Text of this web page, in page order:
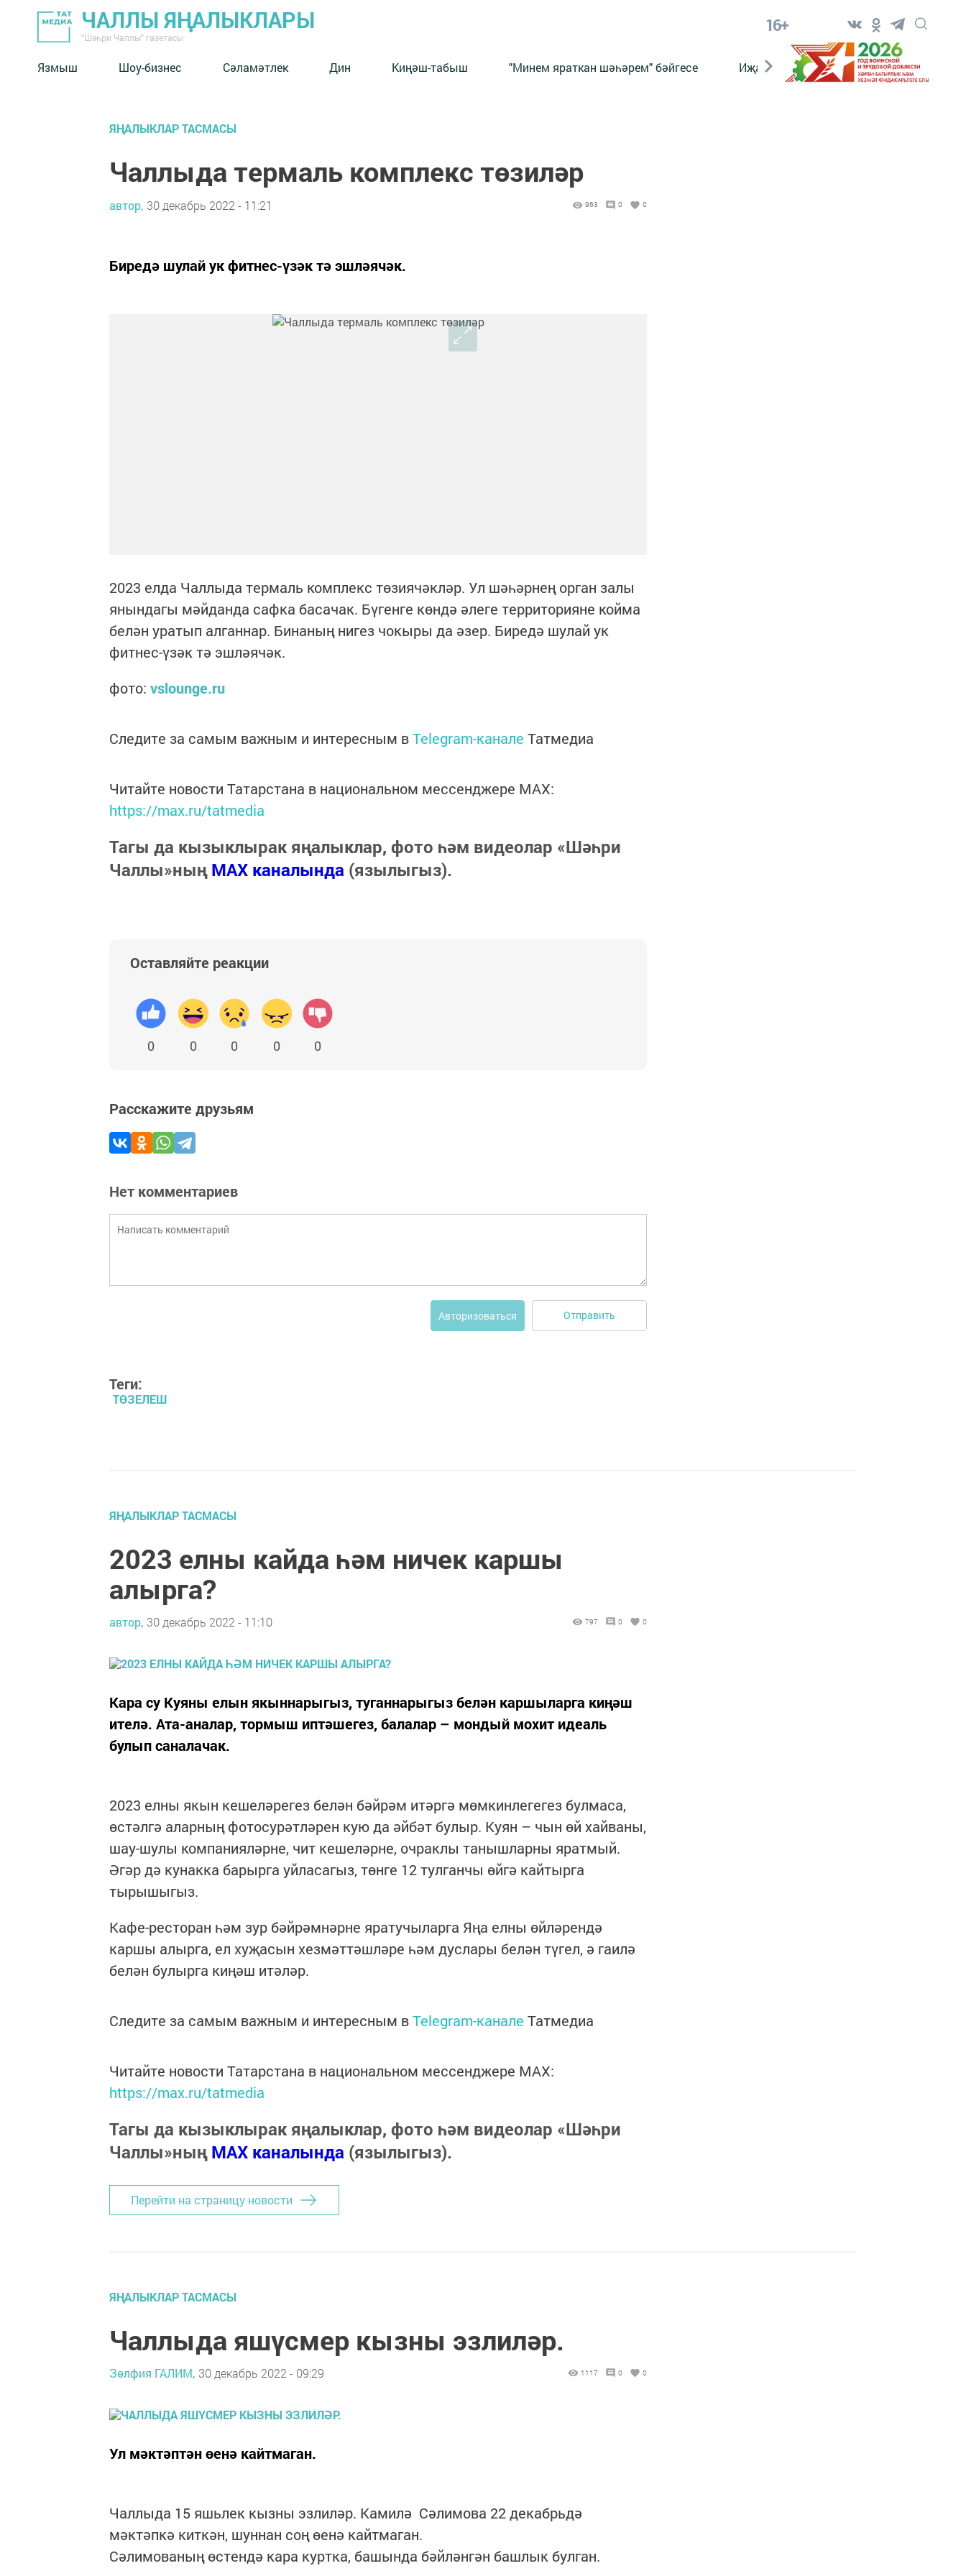
ЧАЛЛЫ ЯҢАЛЫКЛАРЫ
"Шәһри Чаллы" газетасы
16+
Язмыш Шоу-бизнес Сәламәтлек Дин Киңәш-табыш "Минем яраткан шәһәрем" бәйгесе Иҗат Реклама Онлайн
ЯҢАЛЫКЛАР ТАСМАСЫ
Чаллыда термаль комплекс төзиләр
автор, 30 декабрь 2022 - 11:21 963 0 0
Биредә шулай ук фитнес-үзәк тә эшләячәк.
2023 елда Чаллыда термаль комплекс төзиячәкләр. Ул шәһәрнең орган залы
янындагы мәйданда сафка басачак. Бүгенге көндә әлеге территорияне койма
белән уратып алганнар. Бинаның нигез чокыры да әзер. Биредә шулай ук
фитнес-үзәк тә эшләячәк.
фото: vslounge.ru
Следите за самым важным и интересным вTelegram-канале Татмедиа
Читайте новости Татарстана в национальном мессенджере MАХ:
https://max.ru/tatmedia
Тагы да кызыклырак яңалыклар, фото һәм видеолар «Шәһри
Чаллы»ныңMAX каналында (язылыгыз).
Оставляйте реакции
0 0 0 0 0
Расскажите друзьям
Нет комментариев
Авторизоваться Отправить
Теги:
ТӨЗЕЛЕШ
ЯҢАЛЫКЛАР ТАСМАСЫ
2023 елны кайда һәм ничек каршы
алырга?
автор, 30 декабрь 2022 - 11:10 797 0 0
Кара су Куяны елын якыннарыгыз, туганнарыгыз белән каршыларга киңәш
ителә. Ата-аналар, тормыш иптәшегез, балалар – мондый мохит идеаль
булып саналачак.
2023 елны якын кешеләрегез белән бәйрәм итәргә мөмкинлегегез булмаса,
өстәлгә аларның фотосурәтләрен кую да әйбәт булыр. Куян – чын өй хайваны,
шау-шулы компанияләрне, чит кешеләрне, очраклы танышларны яратмый.
Әгәр дә кунакка барырга уйласагыз, төнге 12 тулганчы өйгә кайтырга
тырышыгыз.
Кафе-ресторан һәм зур бәйрәмнәрне яратучыларга Яңа елны өйләрендә
каршы алырга, ел хуҗасын хезмәттәшләре һәм дуслары белән түгел, ә гаилә
белән булырга киңәш итәләр.
Следите за самым важным и интересным вTelegram-канале Татмедиа
Читайте новости Татарстана в национальном мессенджере MАХ:
https://max.ru/tatmedia
Тагы да кызыклырак яңалыклар, фото һәм видеолар «Шәһри
Чаллы»ныңMAX каналында (язылыгыз).
Перейти на страницу новости
ЯҢАЛЫКЛАР ТАСМАСЫ
Чаллыда яшүсмер кызны эзлиләр.
Зөлфия ГАЛИМ, 30 декабрь 2022 - 09:29 1117 0 0
Ул мәктәптән өенә кайтмаган.
Чаллыда 15 яшьлек кызны эзлиләр. Камилә Сәлимова 22 декабрьдә
мәктәпкә киткән, шуннан соң өенә кайтмаган.
Сәлимованың өстендә кара куртка, башында бәйләнгән башлык булган.